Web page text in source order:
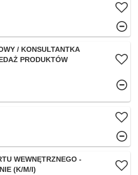
/ KONSULTANTKA
PRODUKTÓW
WEWNĘTRZNEGO -
(K/M/I)